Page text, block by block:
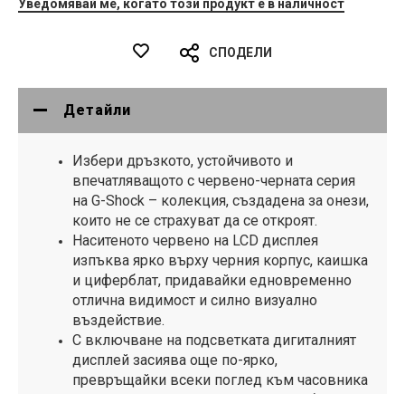
Уведомявай ме, когато този продукт е в наличност
СПОДЕЛИ
Детайли
Избери дръзкото, устойчивото и
впечатляващото с червено-черната серия
на G-Shock – колекция, създадена за онези,
които не се страхуват да се откроят.
Наситеното червено на LCD дисплея
изпъква ярко върху черния корпус, каишка
и циферблат, придавайки едновременно
отлична видимост и силно визуално
въздействие.
С включване на подсветката дигиталният
дисплей засиява още по-ярко,
превръщайки всеки поглед към часовника